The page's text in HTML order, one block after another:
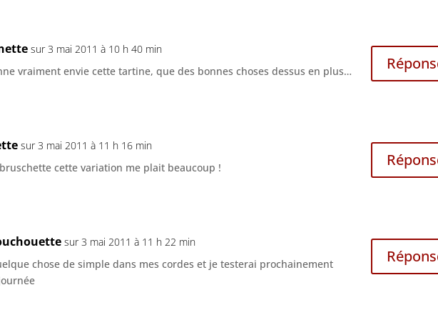
sur 3 mai 2011 à 10 h 40 min
vraiment envie cette tartine, que des bonnes choses dessus en plus…
sur 3 mai 2011 à 11 h 16 min
cette variation me plait beaucoup !
sur 3 mai 2011 à 11 h 22 min
chose de simple dans mes cordes et je testerai prochainement